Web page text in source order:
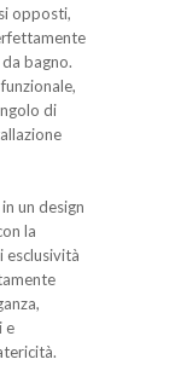
opposti,
bagno.
di
un design
la
esclusività
e